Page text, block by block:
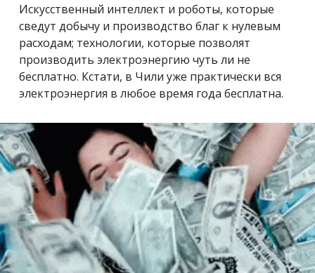
Искусственный интеллект и роботы, которые
сведут добычу и производство благ к нулевым
расходам; технологии, которые позволят
производить электроэнергию чуть ли не
бесплатно. Кстати, в Чили уже практически вся
электроэнергия в любое время года бесплатна.